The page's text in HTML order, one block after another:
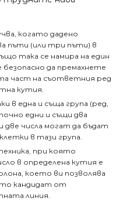
когато дадено
пъти (или три пъти) в
така се намира на един
да премахнете
част на съответния ред
кутия.
в една и съща група (ред,
едни и същи два
две числа могат да бъдат
в тази група.
при която
в определена кутия е
което ви позволява
кандидат от
линия.